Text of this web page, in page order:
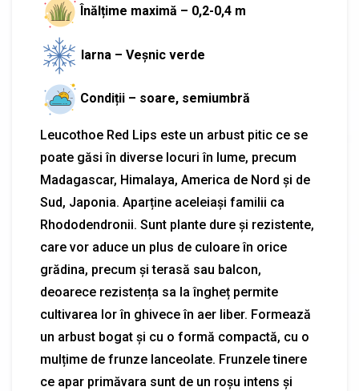
Înălțime maximă – 0,2-0,4 m
Iarna – Veșnic verde
Condiții – soare, semiumbră
Leucothoe Red Lips este un arbust pitic ce se
poate găsi în diverse locuri în lume, precum
Madagascar, Himalaya, America de Nord și de
Sud, Japonia. Aparține aceleiași familii ca
Rhododendronii. Sunt plante dure și rezistente,
care vor aduce un plus de culoare în orice
grădina, precum și terasă sau balcon,
deoarece rezistența sa la îngheț permite
cultivarea lor în ghivece în aer liber. Formează
un arbust bogat și cu o formă compactă, cu o
mulțime de frunze lanceolate. Frunzele tinere
ce apar primăvara sunt de un roșu intens și